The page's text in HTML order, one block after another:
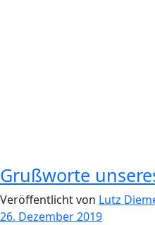
Grußworte
Veröffentlicht von Lutz
26. Dezember 2019